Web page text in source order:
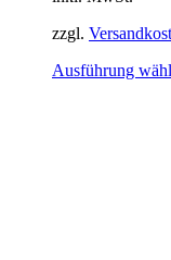
zzgl.
Ausführung